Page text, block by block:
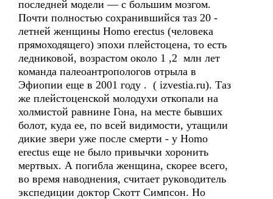
последней модели — с большим мозгом.
Почти полностью сохранившийся таз 20 -
летней женщины Homo erectus (человека
прямоходящего) эпохи плейстоцена, то есть
ледниковой, возрастом около 1 ,2 млн лет
команда палеоантропологов отрыла в
Эфиопии еще в 2001 году . ( izvestia.ru). Таз
же плейстоценской молодухи откопали на
холмистой равнине Гона, на месте бывших
болот, куда ее, по всей видимости, утащили
дикие звери уже после смерти - у Homo
erectus еще не было привычки хоронить
мертвых. А погибла женщина, скорее всего,
во время наводнения, считает руководитель
экспедиции доктор Скотт Симпсон. Но